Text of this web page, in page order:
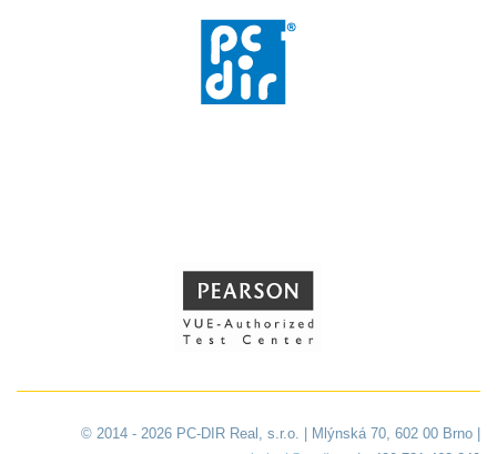
© 2014 - 2026 PC-DIR Real, s.r.o. | Mlýnská 70, 602 00 Brno |